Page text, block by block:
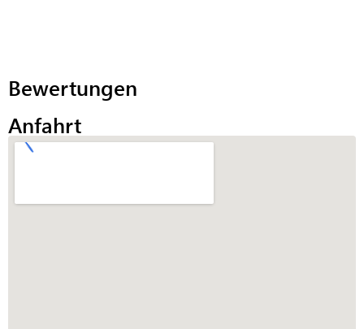
Bewertungen
Anfahrt